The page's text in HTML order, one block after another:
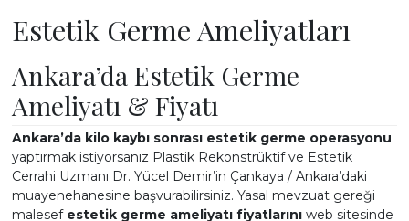
ESTETİĞİ
BASINDA
Estetik Germe Ameliyatları
Ankara’da Estetik Germe
Ameliyatı & Fiyatı
Ankara’da kilo kaybı sonrası estetik germe operasyonu
yaptırmak istiyorsanız Plastik Rekonstrüktif ve Estetik
Cerrahi Uzmanı Dr. Yücel Demir’in Çankaya / Ankara’daki
muayenehanesine başvurabilirsiniz. Yasal mevzuat gereği
malesef estetik germe ameliyatı fiyatlarını web sitesinde